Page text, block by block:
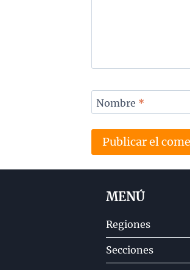
Nombre *
MENÚ
Regiones
Secciones